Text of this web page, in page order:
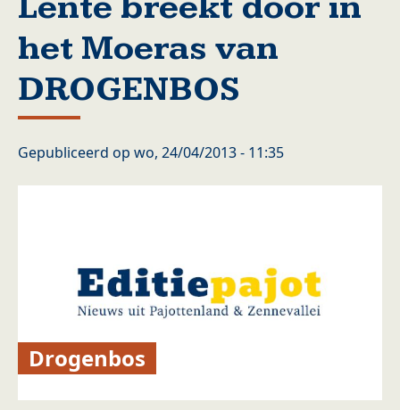
het Moeras van
DROGENBOS
Gepubliceerd op wo, 24/04/2013 - 11:35
Drogenbos